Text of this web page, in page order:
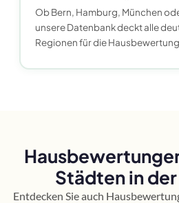
Ob Bern, Hamburg, München
unsere Datenbank deckt alle
Regionen für die
Städten in
Entdecken Sie auch